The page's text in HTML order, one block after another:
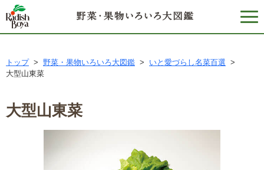
トップ > 野菜・果物いろいろ大図鑑 > いと愛づらし名菜百選 >
大型山東菜
大型山東菜